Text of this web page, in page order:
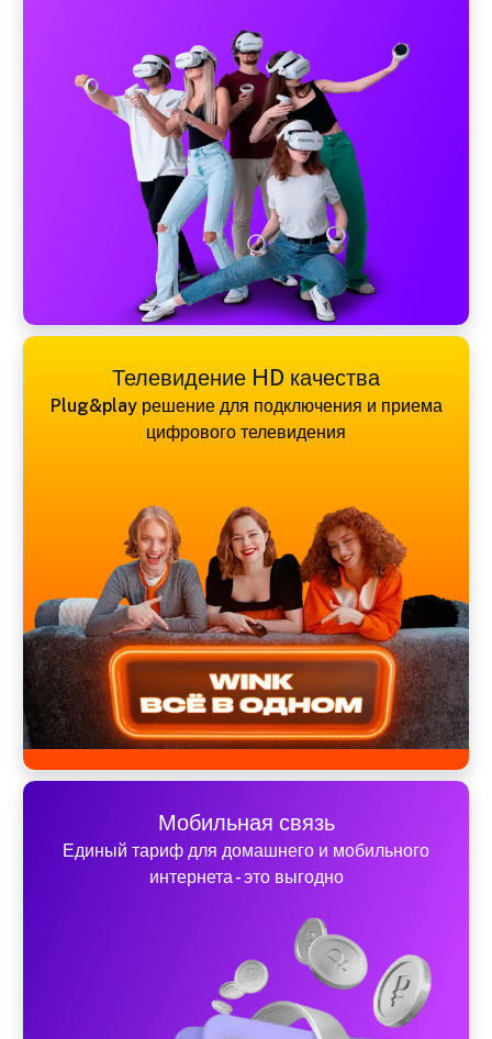
Телевидение HD качества
Plug&play решение для подключения и приема
цифрового телевидения
Мобильная связь
Единый тариф для домашнего и мобильного
интернета - это выгодно